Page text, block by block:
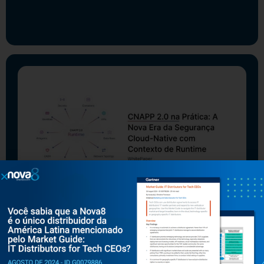
OUTUBRO 14, 2025UPWIND
CNAPP 2.0 na Prática: Como o Contexto de
Runtime Redefine a Segurança Cloud-